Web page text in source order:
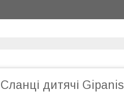
Cланці дитячі Gipanis